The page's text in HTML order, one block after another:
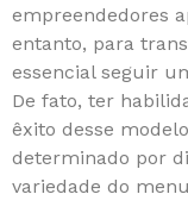
empreendedores
entanto, para
essencial seguir
De fato, ter
êxito desse
determinado por
variedade do